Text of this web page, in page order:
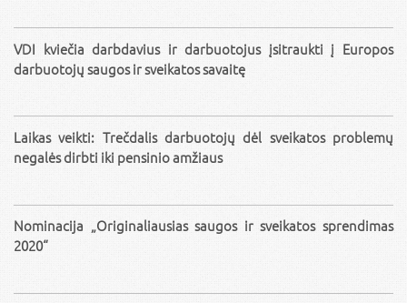
VDI kviečia darbdavius ir darbuotojus įsitraukti į Europos
darbuotojų saugos ir sveikatos savaitę
Laikas veikti: Trečdalis darbuotojų dėl sveikatos problemų
negalės dirbti iki pensinio amžiaus
Nominacija „Originaliausias saugos ir sveikatos sprendimas
2020“